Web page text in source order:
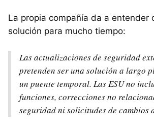
La propia compañía da a entender
solución para mucho tiempo:
Las actualizaciones de seguridad
pretenden ser una solución a largo
un puente temporal. Las ESU no
funciones, correcciones no
seguridad ni solicitudes de cambios